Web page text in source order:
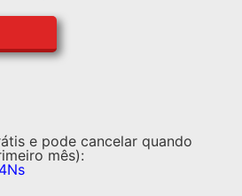
e pode cancelar quando
mês):